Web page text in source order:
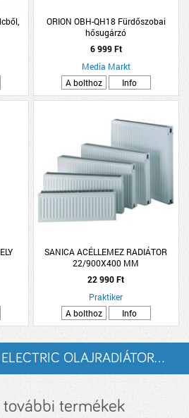
ORION OBH-QH18 Fürdőszobai
hősugárzó
6 999 Ft
Media Markt
A bolthoz
Info
SANICA ACÉLLEMEZ RADIÁTOR
22/900X400 MM
22 990 Ft
Praktiker
A bolthoz
Info
OLAJRADIÁTOR...
további termékek